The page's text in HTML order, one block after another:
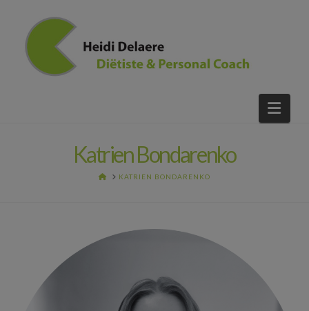
Katrien Bondarenko
HOMEKATRIEN BONDARENKO